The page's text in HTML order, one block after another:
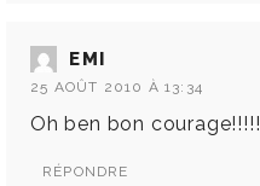
EMI
25 AOÛT 2010 À 13:34
Oh ben bon courage!!!!!
RÉPONDRE